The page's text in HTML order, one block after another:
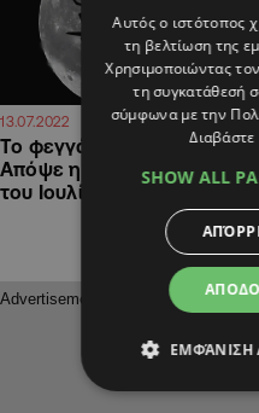
13.07.2022 13:52
Το φεγγάρι του Ελαφιού:
Απόψε η υπερπανσέληνος
του Ιουλίου
Αυτός ο ιστότοπος
τη βελτίωση της
Χρησιμοποιώντας
τη συγκατάθεσή
σύμφωνα με την
SHOW ALL
ΕΜΦΆΝΙΣΗ